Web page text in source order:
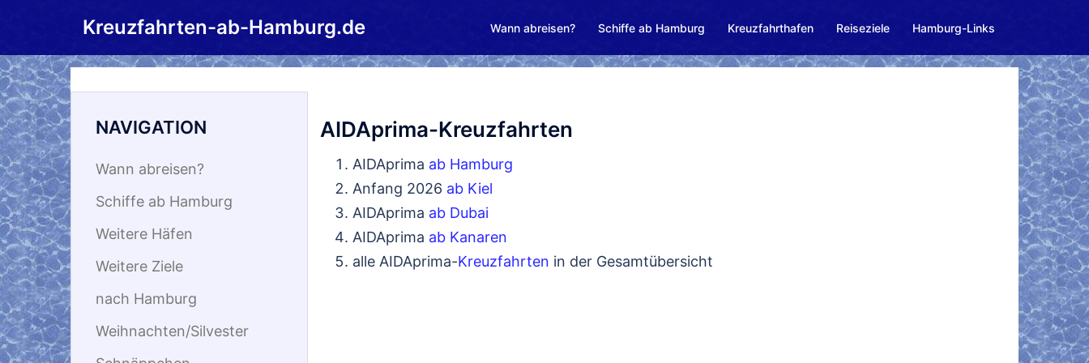
springen
Kreuzfahrten-ab-Hamburg.de Wann abreisen? Schiffe ab Hamburg Kreuzfahrthafen Reiseziele Hamburg-Links
AIDAprima-Kreuzfahrten
AIDAprima ab Hamburg
Anfang 2026 ab Kiel
AIDAprima ab Dubai
AIDAprima ab Kanaren
alle AIDAprima-Kreuzfahrten in der Gesamtübersicht
NAVIGATION
Wann abreisen?
Schiffe ab Hamburg
Weitere Häfen
Weitere Ziele
nach Hamburg
Weihnachten/Silvester